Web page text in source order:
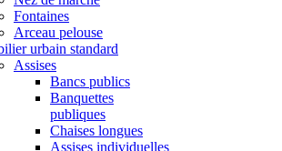
Fontaines
Arceau pelouse
urbain standard
Assises
Bancs publics
Banquettes
publiques
Chaises longues
Assises individuelles